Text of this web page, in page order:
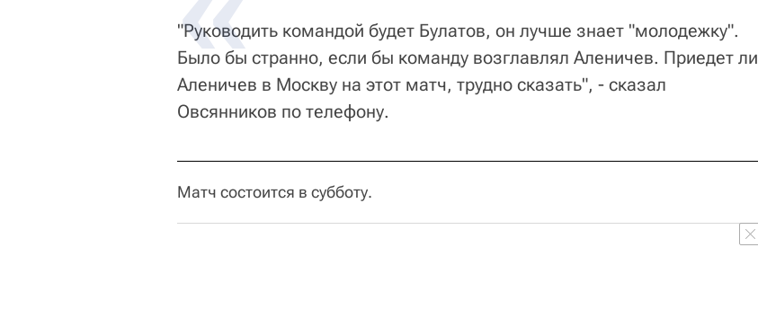
"Руководить командой будет Булатов, он лучше знает "молодежку".
Было бы странно, если бы команду возглавлял Аленичев. Приедет ли
Аленичев в Москву на этот матч, трудно сказать", - сказал
Овсянников по телефону.
Матч состоится в субботу.